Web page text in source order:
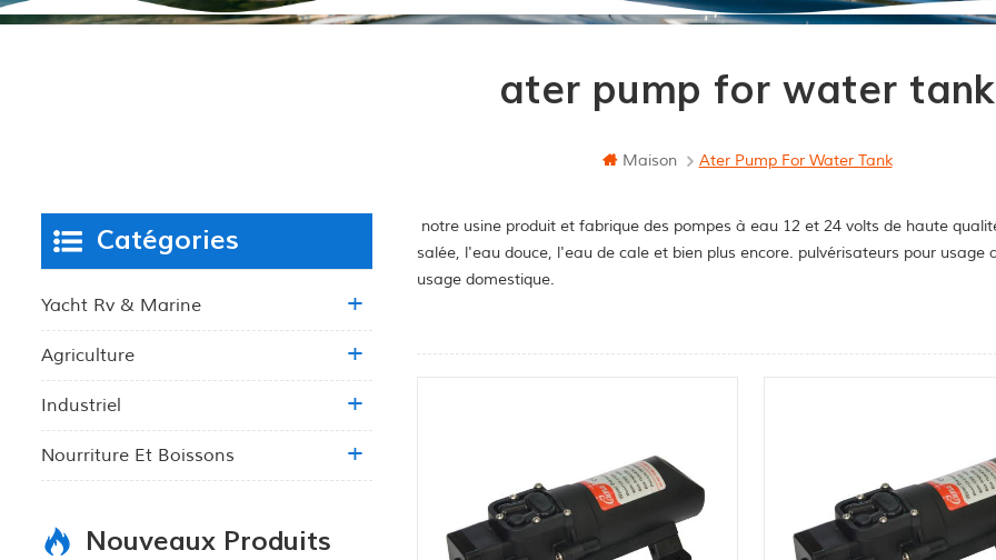
ater pump for water tank
Maison Ater Pump For Water Tank
notre usine produit et fabrique des pompes à eau 12 et 24 volts de haute
salée, l'eau douce, l'eau de cale et bien plus encore. pulvérisateurs pour
usage domestique.
Catégories
Yacht Rv & Marine
Agriculture
Industriel
Nourriture Et Boissons
Nouveaux Produits